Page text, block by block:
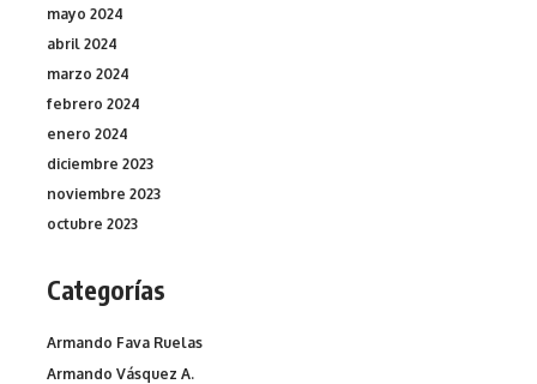
mayo 2024
abril 2024
marzo 2024
febrero 2024
enero 2024
diciembre 2023
noviembre 2023
octubre 2023
Categorías
Armando Fava Ruelas
Armando Vásquez A.